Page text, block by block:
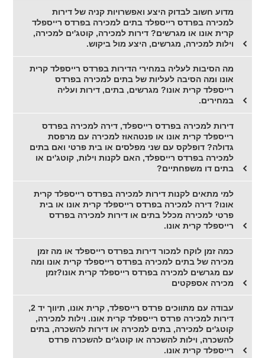
מדוע חשוב לבדוק היצע ואפשרויות קניה של דירות
למכירה בפרדס רייספלד בתים למכירה בפרדס רייספלד
קרית אונו או מגרשים? דירות למכירה, קוטג'ים למכירה,
וילות למכירה, מגרשים, היצע מול ביקוש.
מה הסיבות לעליה במחירי הדירות בפרדס רייספלד קרית
אונו ומה הסיבה לעליות של בתים למכירה בפרדס
רייספלד קרית אונו? מגרשים, בתים, דירות ועליה
במחירים.
דירות למכירה בפרדס רייספלד, דירה למכירה בפרדס
רייספלד קרית אונו או פנטהאוז למכירה עם מרפסת
גדולה? דופלקס עם שני מפלסים או בית פרטי ואם בתים
למכירה בפרדס רייספלד, האם לקנות וילות, קוטג'ים או
בתים דו משפחתיים?
למי מתאים לקנות דירות למכירה בפרדס רייספלד קרית
אונו? דירה למכירה בפרדס רייספלד קרית אונו או בית
פרטי למכירה מכלל בתים או דירות למכירה בפרדס
רייספלד קרית אונו.
כמה זמן לוקח למכור דירות בפרדס רייספלד או מה זמן
מכירה של בתים למכירה בפרדס רייספלד קרית אונו ומה
עם מגרשים למכירה בפרדס רייספלד קרית אונו?זמן
מכירה אספקטים
עבודה עם מתווכים פרדס רייספלד, קרית אונו, תיווך יד 2,
דירות למכירה פרדס רייספלד קרית אונו. וילות למכירה,
קוטג'ים למכירה, בתים למכירה או דירות להשכרה, בתים
להשכרה, וילות להשכרה או קוטג'ים להשכרה פרדס
רייספלד קרית אונו.